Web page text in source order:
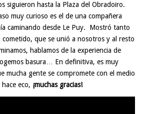
siguieron hasta la Plaza del Obradoiro.
muy curioso es el de una compañera
caminando desde Le Puy. Mostró tanto
que se unió a nosotros y al resto
hablamos de la experiencia de
basura… En definitiva, es muy
mucha gente se compromete con el medio
eco, ¡muchas gracias!